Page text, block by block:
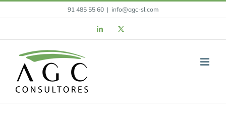
content
91 485 55 60 | info@agc-sl.com
LinkedIn